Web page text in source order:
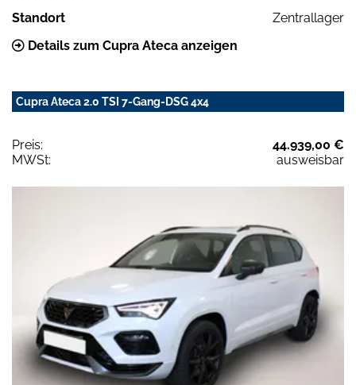
Standort
Zentrallager
Details zum Cupra Ateca anzeigen
Cupra Ateca 2.0 TSI 7-Gang-DSG 4x4
Preis:
44.939,00 €
MWSt:
ausweisbar